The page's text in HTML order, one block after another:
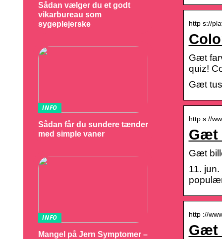
http s://
Gæt
quiz!
Gæt
http s://
Gæt
Gæt
11.
http ://
Gæt
Sådan vælger du et godt
vikarbureau som
sygeplejerske
INFO
Sådan får du sundere tænder
med simple vaner
INFO
Mangel på Jern Symptomer –